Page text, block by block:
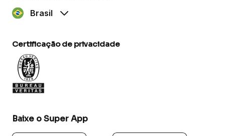
Brasil
Certificação de privacidade
Baixe o Super App